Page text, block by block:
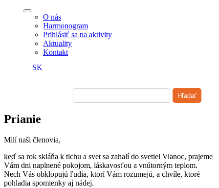
O nás
Harmonogram
Prihlásiť sa na aktivity
Aktuality
Kontakt
SK
Prianie
Milí naši členovia,
keď sa rok skláňa k tichu a svet sa zahalí do svetiel Vianoc, prajeme
Vám dni naplnené pokojom, láskavosťou a vnútorným teplom.
Nech Vás obklopujú ľudia, ktorí Vám rozumejú, a chvíle, ktoré
pohladia spomienky aj nádej.